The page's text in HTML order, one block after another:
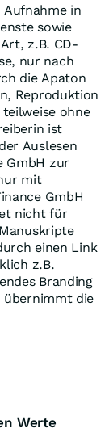
in
sowie
z.B. CD-
nur nach
die Apaton
Reproduktion
ohne
ist
Auslesen
GmbH zur
mit
GmbH
nicht für
einen Link
z.B.
Branding
übernimmt die
Werte